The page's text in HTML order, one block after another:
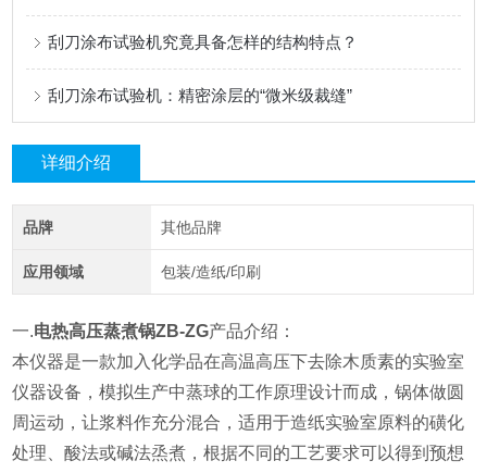
刮刀涂布试验机究竟具备怎样的结构特点？
刮刀涂布试验机：精密涂层的“微米级裁缝”
详细介绍
品牌 其他品牌
应用领域 包装/造纸/印刷
一.电热高压蒸煮锅ZB-ZG产品介绍：
本仪器是一款加入化学品在高温高压下去除木质素的实验室
仪器设备，模拟生产中蒸球的工作原理设计而成，锅体做圆
周运动，让浆料作充分混合，适用于造纸实验室原料的磺化
处理、酸法或碱法烝煮，根据不同的工艺要求可以得到预想